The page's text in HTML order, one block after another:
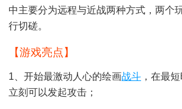
中主要分为远程与近战两种方式，两个
行切磋。
【游戏亮点】
1、开始最激动人心的绘画战斗 ，在最
立刻可以发起攻击；